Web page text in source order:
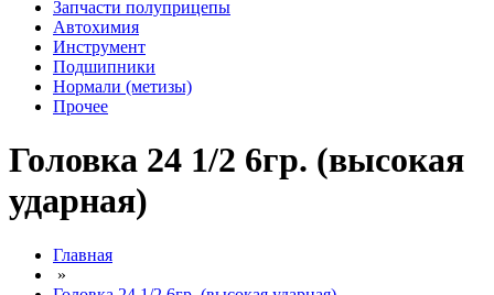
Запчасти полуприцепы
Автохимия
Инструмент
Подшипники
Нормали (метизы)
Прочее
Головка 24 1/2 6гр. (высокая
ударная)
Главная
»